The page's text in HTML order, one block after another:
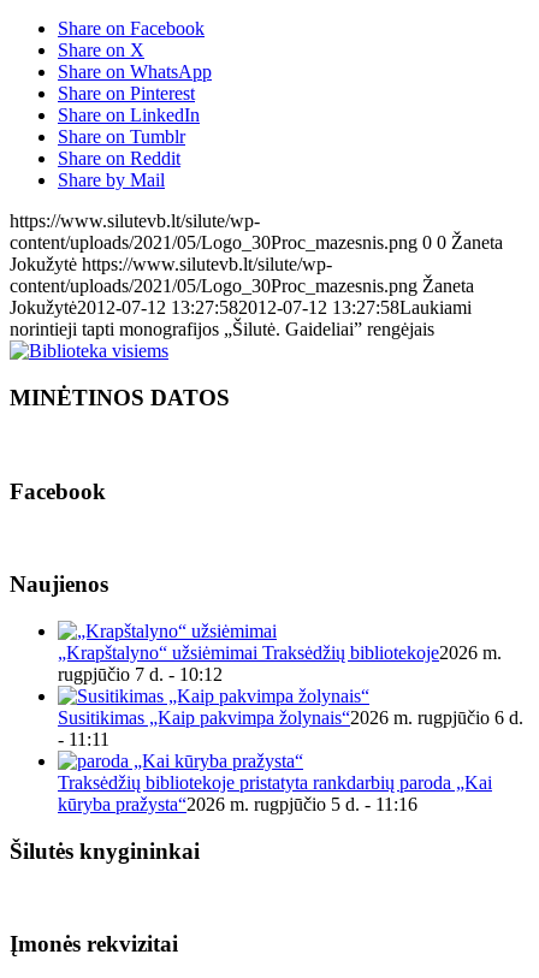
Share on Facebook
Share on X
Share on WhatsApp
Share on Pinterest
Share on LinkedIn
Share on Tumblr
Share on Reddit
Share by Mail
https://www.silutevb.lt/silute/wp-
content/uploads/2021/05/Logo_30Proc_mazesnis.png 0 0 Žaneta
Jokužytė https://www.silutevb.lt/silute/wp-
content/uploads/2021/05/Logo_30Proc_mazesnis.png Žaneta
Jokužytė2012-07-12 13:27:582012-07-12 13:27:58Laukiami
norintieji tapti monografijos „Šilutė. Gaideliai” rengėjais
MINĖTINOS DATOS
Facebook
Naujienos
„Krapštalyno“ užsiėmimai Traksėdžių bibliotekoje2026 m.
rugpjūčio 7 d. - 10:12
Susitikimas „Kaip pakvimpa žolynais“2026 m. rugpjūčio 6 d.
- 11:11
Traksėdžių bibliotekoje pristatyta rankdarbių paroda „Kai
kūryba pražysta“2026 m. rugpjūčio 5 d. - 11:16
Šilutės knygininkai
Įmonės rekvizitai